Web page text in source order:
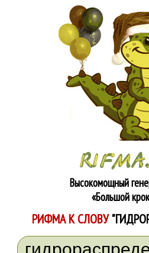
Высокомощный
«Большой
РИФМА К СЛОВУ